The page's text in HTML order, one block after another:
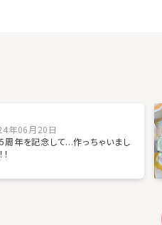
年06月20日
周年を記念して...作っちゃいまし
！